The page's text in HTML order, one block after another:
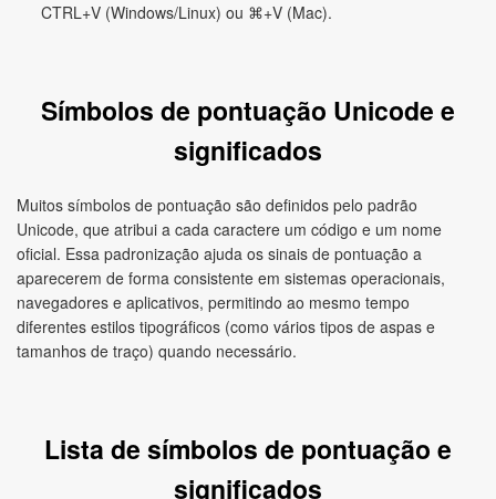
CTRL+V (Windows/Linux) ou ⌘+V (Mac).
Símbolos de pontuação Unicode e
significados
Muitos símbolos de pontuação são definidos pelo padrão
Unicode, que atribui a cada caractere um código e um nome
oficial. Essa padronização ajuda os sinais de pontuação a
aparecerem de forma consistente em sistemas operacionais,
navegadores e aplicativos, permitindo ao mesmo tempo
diferentes estilos tipográficos (como vários tipos de aspas e
tamanhos de traço) quando necessário.
Lista de símbolos de pontuação e
significados